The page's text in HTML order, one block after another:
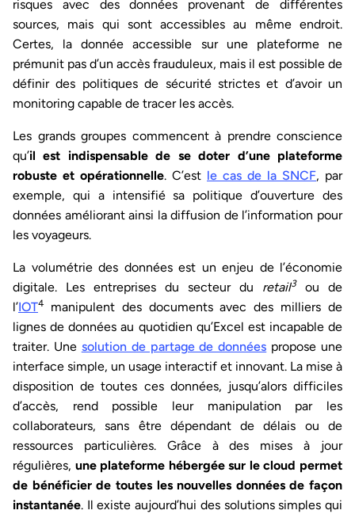
risques avec des données provenant de différentes
sources, mais qui sont accessibles au même endroit.
Certes, la donnée accessible sur une plateforme ne
prémunit pas d’un accès frauduleux, mais il est possible de
définir des politiques de sécurité strictes et d’avoir un
monitoring capable de tracer les accès.
Les grands groupes commencent à prendre conscience
qu’il est indispensable de se doter d’une plateforme
robuste et opérationnelle. C’est le cas de la SNCF, par
exemple, qui a intensifié sa politique d’ouverture des
données améliorant ainsi la diffusion de l’information pour
les voyageurs.
La volumétrie des données est un enjeu de l’économie
digitale. Les entreprises du secteur du retail3
ou de
l’IOT4
manipulent des documents avec des milliers de
lignes de données au quotidien qu’Excel est incapable de
traiter. Une solution de partage de données propose une
interface simple, un usage interactif et innovant. La mise à
disposition de toutes ces données, jusqu’alors difficiles
d’accès, rend possible leur manipulation par les
collaborateurs, sans être dépendant de délais ou de
ressources particulières. Grâce à des mises à jour
régulières, une plateforme hébergée sur le cloud permet
de bénéficier de toutes les nouvelles données de façon
instantanée. Il existe aujourd’hui des solutions simples qui